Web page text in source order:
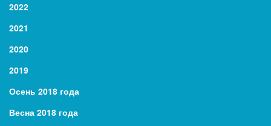
2022
2021
2020
2019
Осень 2018 года
Весна 2018 года